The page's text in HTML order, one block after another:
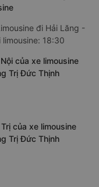
đi Hải Lăng -
18:30
của xe limousine
Trị Đức Thịnh
của xe limousine
Trị Đức Thịnh